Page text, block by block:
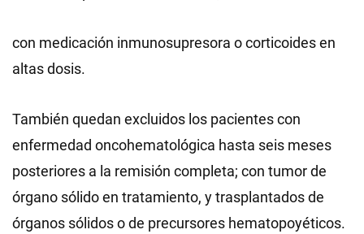
con medicación inmunosupresora o corticoides en
altas dosis.
También quedan excluidos los pacientes con
enfermedad oncohematológica hasta seis meses
posteriores a la remisión completa; con tumor de
órgano sólido en tratamiento, y trasplantados de
órganos sólidos o de precursores hematopoyéticos.